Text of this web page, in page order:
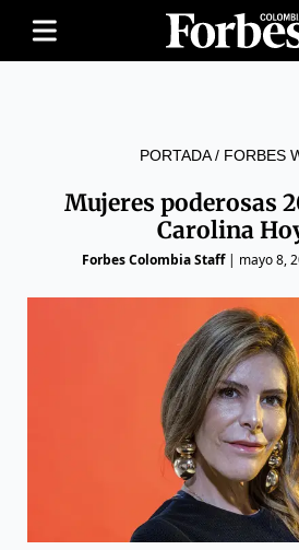
PORTADA/ FORBES
Mujeres poderosas
Carolina
Forbes Colombia Staff| mayo 8,